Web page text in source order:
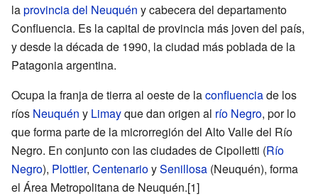
laprovincia del Neuquén y cabecera del departamento
Confluencia. Es la capital de provincia más joven del país,
y desde la década de 1990, la ciudad más poblada de la
Patagonia argentina.
Ocupa la franja de tierra al oeste de laconfluenciade los
ríos Neuquén y Limayque dan origen al río Negro, por lo
que forma parte de la microrregión del Alto Valle del Río
Negro. En conjunto con las ciudades de Cipolletti (Río
Negro), Plottier, CentenarioySenillosa (Neuquén), forma
el Área Metropolitana de Neuquén.[1]